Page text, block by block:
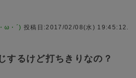
ω・´) 投稿日:2017/02/08(水) 19:45:12.
するけど打ちきりなの？